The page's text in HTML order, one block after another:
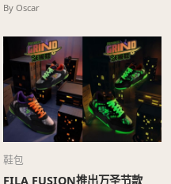
款
By Oscar
鞋包
FILA FUSION推出万圣节款